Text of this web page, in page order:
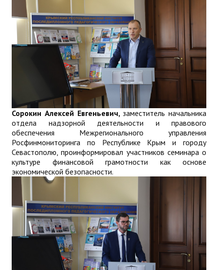
Сорокин Алексей Евгеньевич, заместитель начальника
отдела надзорной деятельности и правового
обеспечения Межрегионального управления
Росфинмониторинга по Республике Крым и городу
Севастополю, проинформировал участников семинара о
культуре финансовой грамотности как основе
экономической безопасности.